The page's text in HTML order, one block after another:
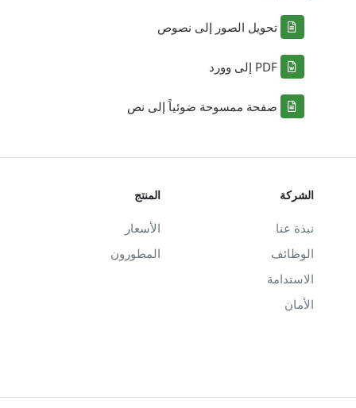
تحويل الصور إلى نصوص
PDF إلى وورد
صفحة ممسوحة ضوئياً إلى نص
الشركة
نبذة عنا
الوظائف
الاستدامة
الأمان
المنتج
الأسعار
المطورون